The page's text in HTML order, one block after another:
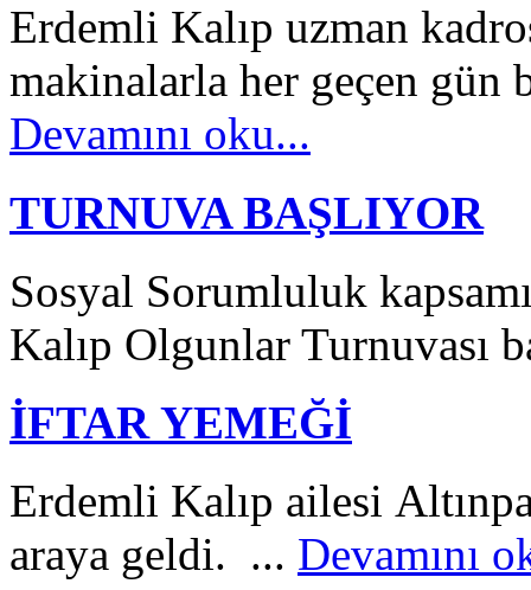
Erdemli Kalıp uzman
makinalarla her geçen
Devamını oku...
TURNUVA BAŞLIYOR
Sosyal Sorumluluk
Kalıp Olgunlar Turnuvası
İFTAR YEMEĞİ
Erdemli Kalıp ailesi
araya geldi. ... Devamını